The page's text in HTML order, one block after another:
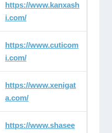
https://www.kanxash
i.com/
https://www.cuticom
i.com/
https://www.xenigat
a.com/
https://www.shasee